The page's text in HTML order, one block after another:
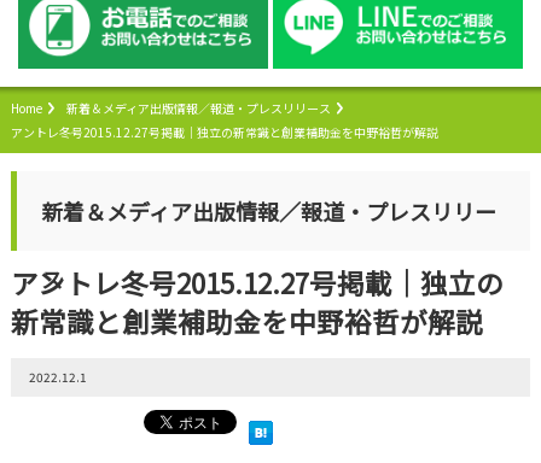
Home
新着＆メディア出版情報／報道・プレスリリース
アントレ冬号2015.12.27号掲載｜独立の新常識と創業補助金を中野裕哲が解説
新着＆メディア出版情報／報道・プレスリリー
ス
アントレ冬号2015.12.27号掲載｜独立の
新常識と創業補助金を中野裕哲が解説
2022.12.1